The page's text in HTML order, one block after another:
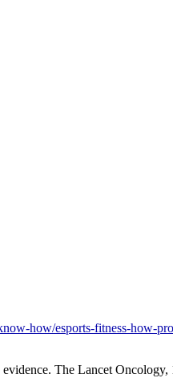
how/esports-fitness-how-
The Lancet Oncology,